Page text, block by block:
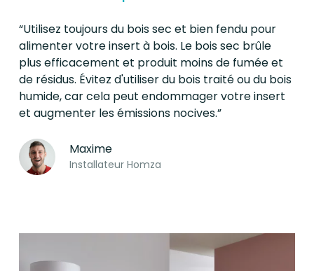
“Utilisez toujours du bois sec et bien fendu pour
alimenter votre insert à bois. Le bois sec brûle
plus efficacement et produit moins de fumée et
de résidus. Évitez d'utiliser du bois traité ou du bois
humide, car cela peut endommager votre insert
et augmenter les émissions nocives.”
Maxime
Installateur Homza